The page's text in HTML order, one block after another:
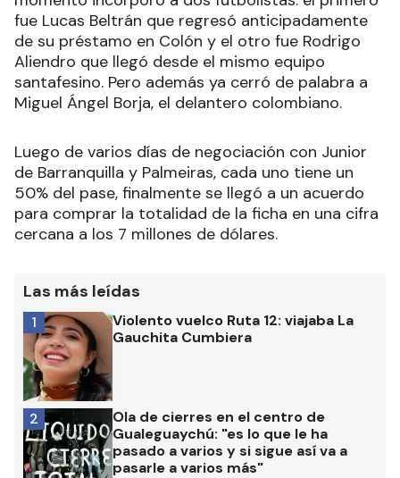
fue Lucas Beltrán que regresó anticipadamente
de su préstamo en Colón y el otro fue Rodrigo
Aliendro que llegó desde el mismo equipo
santafesino. Pero además ya cerró de palabra a
Miguel Ángel Borja, el delantero colombiano.
Luego de varios días de negociación con Junior
de Barranquilla y Palmeiras, cada uno tiene un
50% del pase, finalmente se llegó a un acuerdo
para comprar la totalidad de la ficha en una cifra
cercana a los 7 millones de dólares.
Las más leídas
Violento vuelco Ruta 12: viajaba La
Gauchita Cumbiera
1
Ola de cierres en el centro de
Gualeguaychú: "es lo que le ha
pasado a varios y si sigue así va a
pasarle a varios más"
2